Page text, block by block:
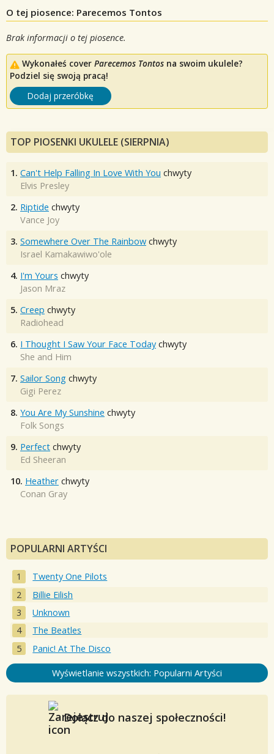
O tej piosence: Parecemos Tontos
Brak informacji o tej piosence.
Wykonałeś cover Parecemos Tontos na swoim ukulele?
Podziel się swoją pracą!
Dodaj przeróbkę
TOP PIOSENKI UKULELE (SIERPNIA)
1. Can't Help Falling In Love With You chwyty
Elvis Presley
2. Riptide chwyty
Vance Joy
3. Somewhere Over The Rainbow chwyty
Israel Kamakawiwo'ole
4. I'm Yours chwyty
Jason Mraz
5. Creep chwyty
Radiohead
6. I Thought I Saw Your Face Today chwyty
She and Him
7. Sailor Song chwyty
Gigi Perez
8. You Are My Sunshine chwyty
Folk Songs
9. Perfect chwyty
Ed Sheeran
10. Heather chwyty
Conan Gray
POPULARNI ARTYŚCI
Twenty One Pilots
Billie Eilish
Unknown
The Beatles
Panic! At The Disco
Wyświetlanie wszystkich: Popularni Artyści
Dołącz do naszej społeczności!